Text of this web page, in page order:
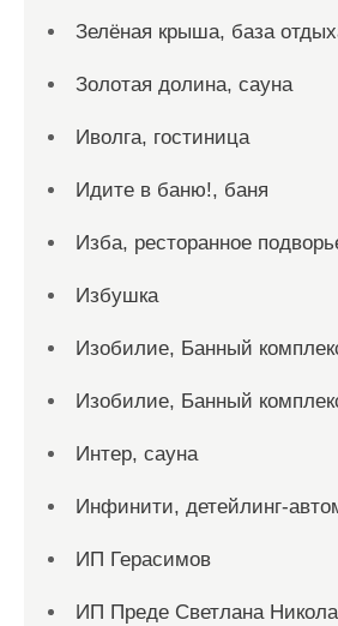
Зелёная крыша, база
Золотая долина, сауна
Иволга, гостиница
Идите в баню!, баня
Изба, ресторанное
Избушка
Изобилие, Банный
Изобилие, Банный
Интер, сауна
Инфинити, детейлинг-
ИП Герасимов
ИП Преде Светлана